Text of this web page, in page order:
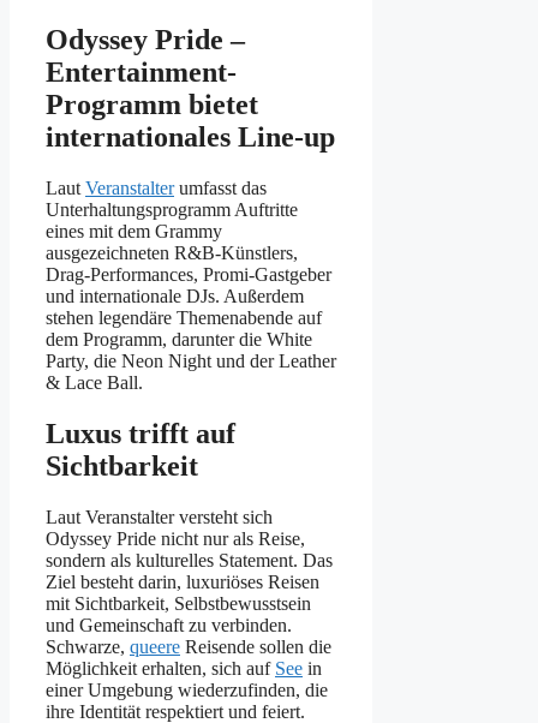
Odyssey Pride –
Entertainment-
Programm bietet
internationales Line-up
Laut Veranstalterumfasst das
Unterhaltungsprogramm Auftritte
eines mit dem Grammy
ausgezeichneten R&B-Künstlers,
Drag-Performances, Promi-Gastgeber
und internationale DJs. Außerdem
stehen legendäre Themenabende auf
dem Programm, darunter die White
Party, die Neon Night und der Leather
& Lace Ball.
Luxus trifft auf
Sichtbarkeit
Laut Veranstalter versteht sich
Odyssey Pride nicht nur als Reise,
sondern als kulturelles Statement. Das
Ziel besteht darin, luxuriöses Reisen
mit Sichtbarkeit, Selbstbewusstsein
und Gemeinschaft zu verbinden.
Schwarze, queere Reisende sollen die
Möglichkeit erhalten, sich auf See in
einer Umgebung wiederzufinden, die
ihre Identität respektiert und feiert.